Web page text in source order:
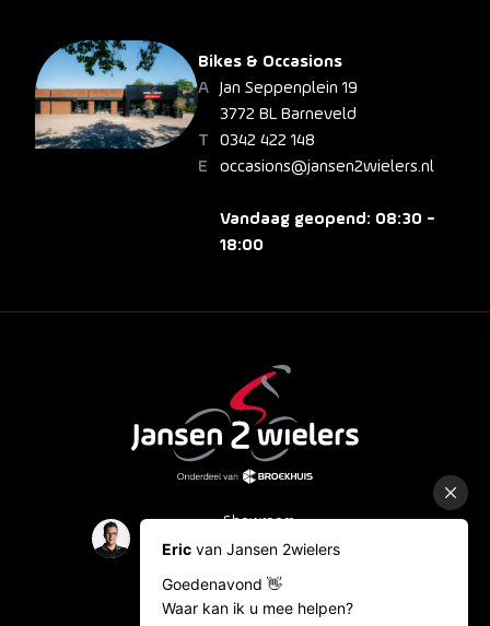
Bikes & Occasions
Jan Seppenplein 19
3772 BL Barneveld
0342 422 148
occasions@jansen2wielers.nl
Vandaag geopend: 08:30 -
18:00
Showroom
Occasions
Bestelinformatie